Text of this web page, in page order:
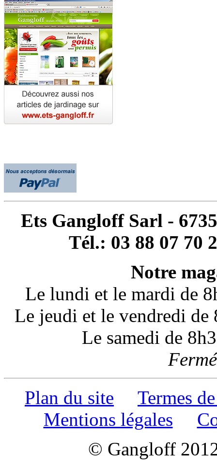
Ets Gangloff Sarl -
Tél.: 03 88 07 70
Notre
Le lundi et le mardi de
Le jeudi et le vendredi de
Le samedi de
Plan du site
Termes
Mentions légales
© Gangloff